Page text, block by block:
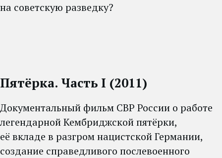
на советскую разведку?
Пятёрка. Часть I (2011)
Документальный фильм СВР России о работе
легендарной Кембриджской пятёрки,
её вкладе в разгром нацистской Германии,
создание справедливого послевоенного